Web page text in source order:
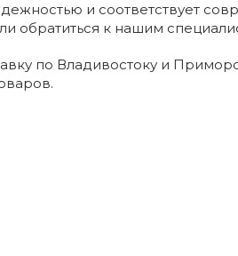
и соответствует
обратиться к нашим
по Владивостоку и